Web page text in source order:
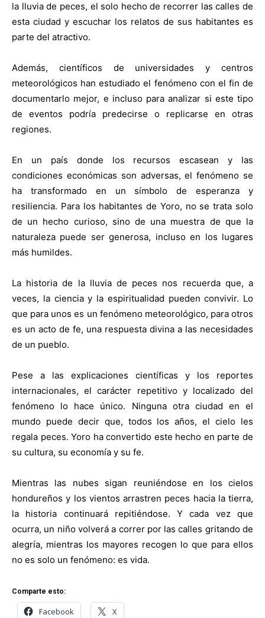
la lluvia de peces, el solo hecho de recorrer las calles de
esta ciudad y escuchar los relatos de sus habitantes es
parte del atractivo.
Además, científicos de universidades y centros
meteorológicos han estudiado el fenómeno con el fin de
documentarlo mejor, e incluso para analizar si este tipo
de eventos podría predecirse o replicarse en otras
regiones.
En un país donde los recursos escasean y las
condiciones económicas son adversas, el fenómeno se
ha transformado en un símbolo de esperanza y
resiliencia. Para los habitantes de Yoro, no se trata solo
de un hecho curioso, sino de una muestra de que la
naturaleza puede ser generosa, incluso en los lugares
más humildes.
La historia de la lluvia de peces nos recuerda que, a
veces, la ciencia y la espiritualidad pueden convivir. Lo
que para unos es un fenómeno meteorológico, para otros
es un acto de fe, una respuesta divina a las necesidades
de un pueblo.
Pese a las explicaciones científicas y los reportes
internacionales, el carácter repetitivo y localizado del
fenómeno lo hace único. Ninguna otra ciudad en el
mundo puede decir que, todos los años, el cielo les
regala peces. Yoro ha convertido este hecho en parte de
su cultura, su economía y su fe.
Mientras las nubes sigan reuniéndose en los cielos
hondureños y los vientos arrastren peces hacia la tierra,
la historia continuará repitiéndose. Y cada vez que
ocurra, un niño volverá a correr por las calles gritando de
alegría, mientras los mayores recogen lo que para ellos
no es solo un fenómeno: es vida.
Comparte esto:
Facebook X